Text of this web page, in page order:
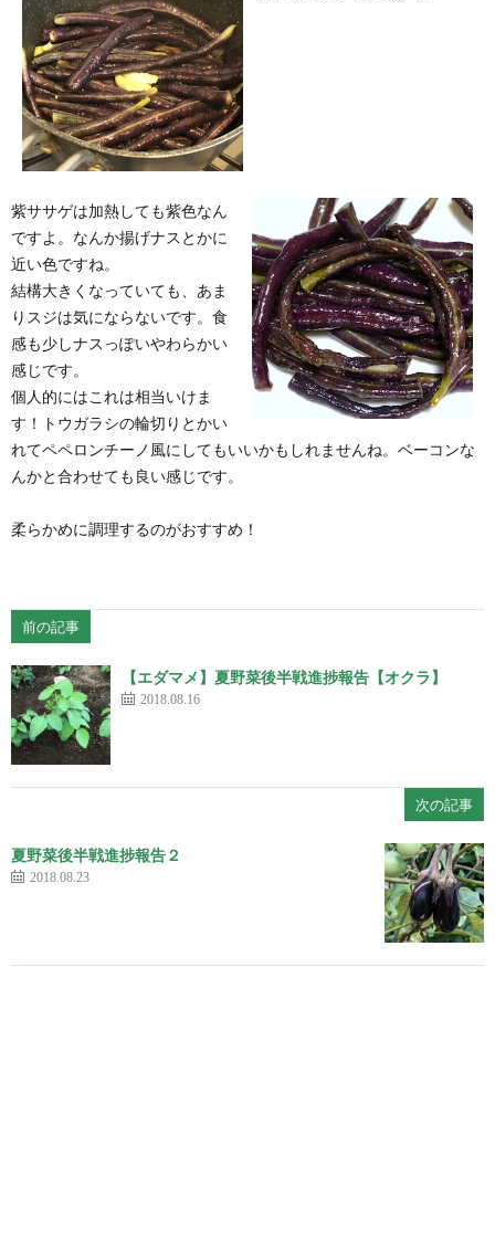
紫ササゲは加熱しても紫色なん
ですよ。なんか揚げナスとかに
近い色ですね。
結構大きくなっていても、あま
りスジは気にならないです。食
感も少しナスっぽいやわらかい
感じです。
個人的にはこれは相当いけま
す！トウガラシの輪切りとかい
れてペペロンチーノ風にしてもいいかもしれませんね。ベーコンな
んかと合わせても良い感じです。
柔らかめに調理するのがおすすめ！
前の記事
【エダマメ】夏野菜後半戦進捗報告【オクラ】
2018.08.16
次の記事
夏野菜後半戦進捗報告２
2018.08.23